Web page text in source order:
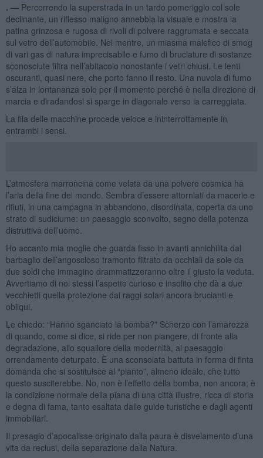
. — Percorrendo la superstrada in un tardo pomeriggio col sole
declinante, un riflesso maligno annebbia la visuale e mostra la
patina grinzosa e rugosa di rivoli di polvere raggrumata e seccata
sul vetro dell’automobile. Nel mentre, un miasma malefico di smog
di vari gas di natura imprecisabile e fumo di bruciature di sostanze
sconosciute filtra nell’abitacolo nonostante i vetri chiusi. Le lenti
oscuranti, quasi nere, che porto fanno il resto. Una nuvola di fumo
s’alza in lontananza solo per il momento perché è nella direzione di
marcia e diradandosi si sparge in diagonale verso la carreggiata.
La fila delle macchine procede veloce e ininterrottamente in
entrambi i sensi.
L’atmosfera marroncina come velata da una polvere cosmica ha
l’aria della fine del mondo. Sembra d’essere attorniati da macerie e
rifiuti, in una campagna in abbandono, disordinata, coperta da uno
strato di sudiciume: un paesaggio sconvolto, segno della potenza
distruttiva dell’uomo.
Ho accanto mia moglie che guarda fisso in avanti annichilita dal
barbaglio dell’angoscioso tramonto filtrato da occhiali da sole da
due soldi che immagino drammatizzeranno oltre il giusto la veduta.
Avvertiamo di noi stessi l’aspetto curioso e insolito che dà a due
vecchietti quella protezione dai raggi solari ancora brucianti e
obliqui.
Le chiedo: “Hanno sganciato la bomba?” Scherzo con l’amarezza
di quando, come si dice, si ride per non piangere, di fronte alla
degradazione, allo squallore della modernità, al paesaggio
orrendamente deturpato. È una sconsolata battuta in forma di finta
domanda che si sostituisce al “pianto”, almeno ideale, che tutto
questo susciterebbe. No, non è l’effetto della bomba, non ancora; è
la condizione normale della piana di una città illustre, ricca di storia
e degna di fama, tanto esaltata dalle guide turistiche e dagli agenti
immobiliari.
Il presagio d’apocalisse originato dalla paura è disvelamento d’una
vita da reclusi, della separazione dalla Natura.